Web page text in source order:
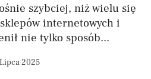
szybciej, niż wielu się
sklepów internetowych i
nie tylko sposób...
2025